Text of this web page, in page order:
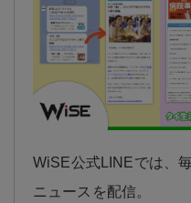
WiSE公式LINEでは、
ニュースを配信。